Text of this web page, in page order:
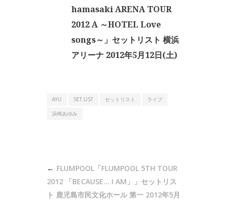
hamasaki ARENA TOUR
2012 A ～HOTEL Love
songs～」セットリスト 横浜
アリーナ 2012年5月12日(土)
AYU SET LIST セットリスト
ライブ
浜崎あゆみ
FLUMPOOL「FLUMPOOL 5TH TOUR
2012 「BECAUSE… I AM」」セットリス
ト 鹿児島市民文化ホール 第一 2012年5月